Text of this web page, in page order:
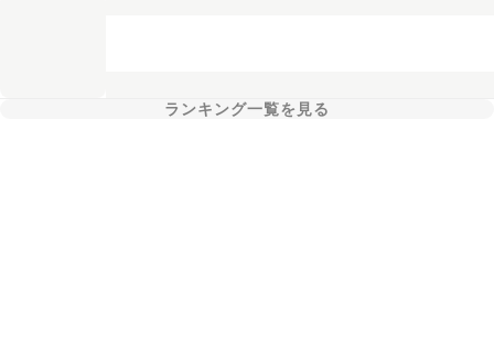
ランキング一覧を見る